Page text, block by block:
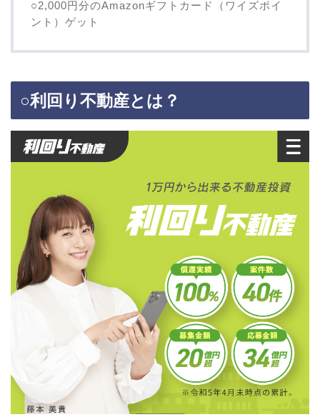
○2,000円分のAmazonギフトカード（ワイズポイ
ント）ゲット
○利回り不動産とは？